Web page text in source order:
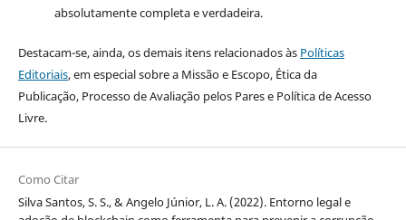
absolutamente completa e verdadeira.
Destacam-se, ainda, os demais itens relacionados às Políticas
Editoriais, em especial sobre a Missão e Escopo, Ética da
Publicação, Processo de Avaliação pelos Pares e Política de Acesso
Livre.
Como Citar
Silva Santos, S. S., & Angelo Júnior, L. A. (2022). Entorno legal e